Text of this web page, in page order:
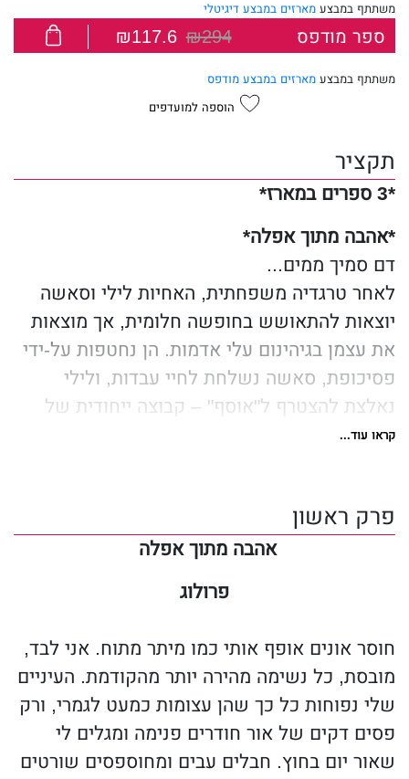
משתתף במבצע מארזים במבצע דיגיטלי
ספר מודפס ₪294
₪117.6
משתתף במבצע מארזים במבצע מודפס
הוספה למועדפים
תקציר
*3 ספרים במארז*
*אהבה מתוך אפלה*
דם סמיך ממים...
לאחר טרגדיה משפחתית, האחיות לילי וסאשה
יוצאות להתאושש בחופשה חלומית, אך מוצאות
את עצמן בגיהינום עלי אדמות. הן נחטפות על-ידי
פסיכופת, סאשה נשלחת לחיי עבדות, ולילי
נאלצת להצטרף ל"אוסף" – קבוצה ייחודית של
יפהפיות אקזוטיות, שעוברות התעללות בידי גברים
כדי להציל את אחותה הצעירה. ומי שייחלץ
לעזרתה הוא בן ברית בלתי צפוי.
בניסיון להוכיח את נאמנותו למעסיקו, מוטל על
להרשות לעצמו לעזור לה להציל את סאשה – לא
אם ירצה לדבוק בתכניתו שלו. אבל בעולם האפל
ומטיל האימה שבו הם נמצאים, הם זקוקים
לנחמה. קשרים נוצרים ולבבות מתחברים למרות
קראו עוד...
פרק ראשון
אהבה מתוך אפלה
פרולוג
חוסר אונים אופף אותי כמו מיתר מתוח. אני לבד,
מובסת, כל נשימה מהירה יותר מהקודמת. העיניים
שלי נפוחות כל כך שהן עצומות כמעט לגמרי, ורק
פסים דקים של אור חודרים פנימה ומגלים לי
שאור יום בחוץ. חבלים עבים ומחוספסים שורטים